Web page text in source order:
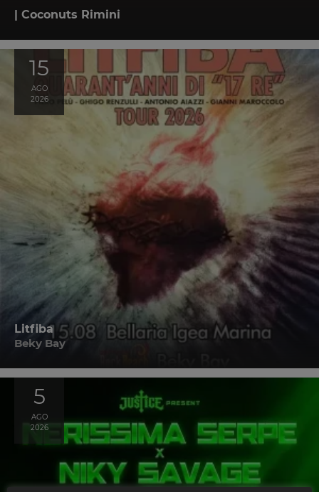
| Coconuts Rimini
15
AGO
2026
Litfiba
Beky Bay
5
AGO
2026